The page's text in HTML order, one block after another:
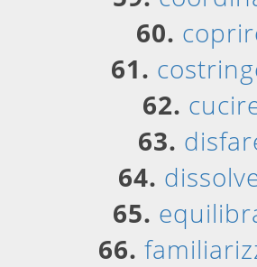
60.
61.
62.
63.
64.
65.
66.